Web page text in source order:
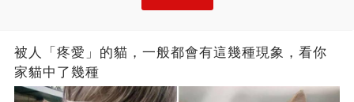
被人「疼愛」的貓，一般都會有這幾種現象，看你
家貓中了幾種